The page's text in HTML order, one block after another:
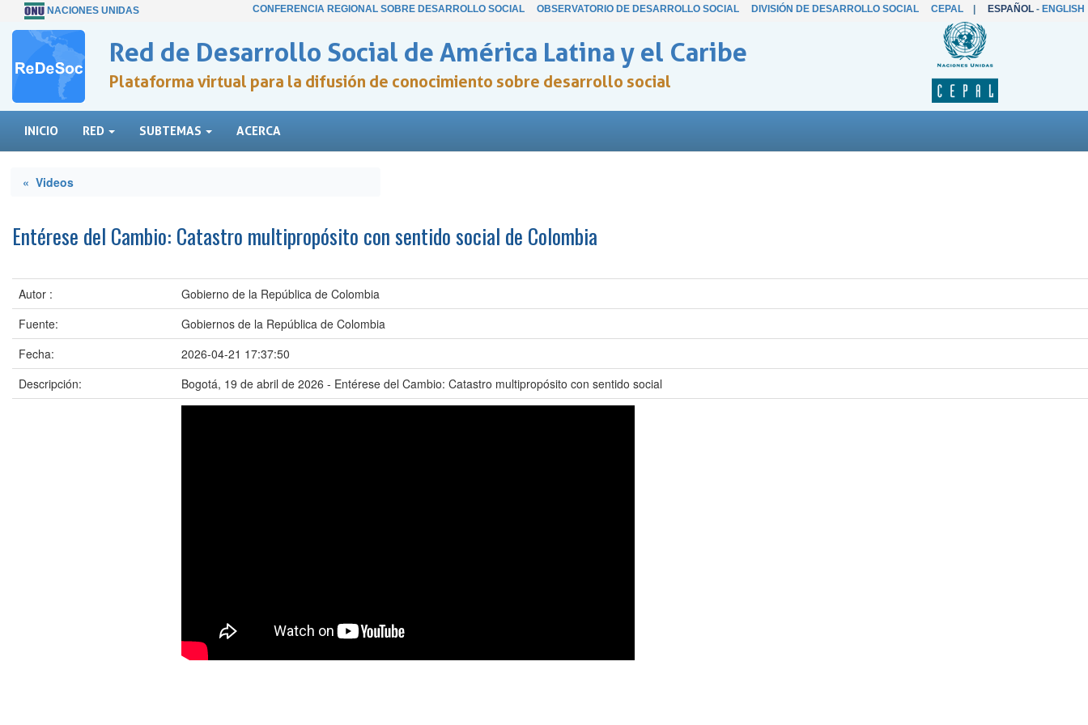
NACIONES UNIDAS CONFERENCIA REGIONAL SOBRE DESARROLLO SOCIAL OBSERVATORIO DE DESARROLLO SOCIAL DIVISIÓN DE DESARROLLO SOCIAL CEPAL| ESPAÑOL- ENGLISH
Red de Desarrollo Social de América Latina y el Caribe
Plataforma virtual para la difusión de conocimiento sobre desarrollo social
INICIO RED SUBTEMAS ACERCA
« Videos
Entérese del Cambio: Catastro multipropósito con sentido social de Colombia
Autor :
Gobierno de la República de Colombia
Fuente:
Gobiernos de la República de Colombia
Fecha:
2026-04-21 17:37:50
Descripción:
Bogotá, 19 de abril de 2026 - Entérese del Cambio: Catastro multipropósito con sentido social